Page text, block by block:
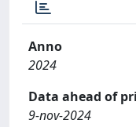
Anno
2024
Data ahead of
9-nov-2024